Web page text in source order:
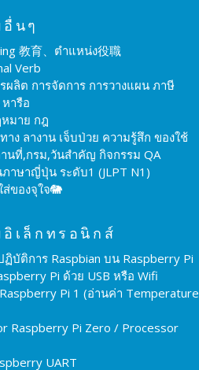
นๆ
教育、ตำแหน่ง役職
Verb
ลิต การจัดการ การวางแผน ภาษี
ารือ
มาย กฎ
าง ลางาน เจ็บป่วย ความรู้สึก ของใช้
นที่,กรม,วันสำคัญ กิจกรรม QA
าษาญี่ปุ่น ระดับ1 (JLPT N1)
ส่ของจุใจ🐘
เล็กทรอนิกส์
บัติการ Raspbian บน Raspberry Pi
Pi ด้วย USB หรือ Wifi
Pi 1 (อ่านค่า Temperature
Raspberry Pi Zero / Processor
UART